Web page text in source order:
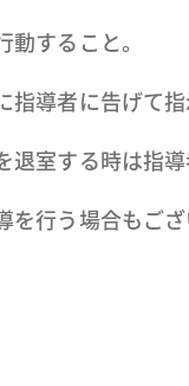
動すること。
指導者に告げて指
退室する時は指
を行う場合もご